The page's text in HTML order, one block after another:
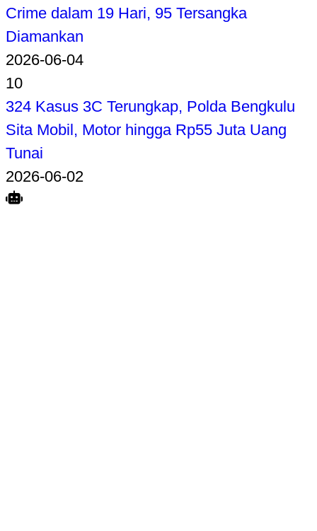
Crime dalam 19 Hari, 95 Tersangka
Diamankan
2026-06-04
10
324 Kasus 3C Terungkap, Polda Bengkulu
Sita Mobil, Motor hingga Rp55 Juta Uang
Tunai
2026-06-02